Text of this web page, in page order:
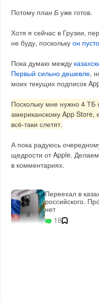
Потомуплан Б уже готов.
Хотя я сейчас в Грузии,
не буду, посколькуон
Пока думаю между
Первый сильно дешевле,
моих текущих подписок
Поскольку мне нужно 4 ТБ
американскому App Store,
всё-таки слетят.
А пока радуюсь
щедрости от Apple.
в комментариях.
Переехал в
российского.
нет
18